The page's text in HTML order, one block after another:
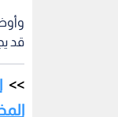
قد